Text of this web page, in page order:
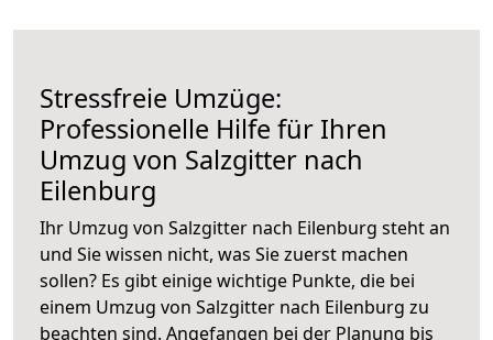
Stressfreie Umzüge:
Professionelle Hilfe für Ihren
Umzug von Salzgitter nach
Eilenburg
Ihr Umzug von Salzgitter nach Eilenburg steht an
und Sie wissen nicht, was Sie zuerst machen
sollen? Es gibt einige wichtige Punkte, die bei
einem Umzug von Salzgitter nach Eilenburg zu
beachten sind. Angefangen bei der Planung bis